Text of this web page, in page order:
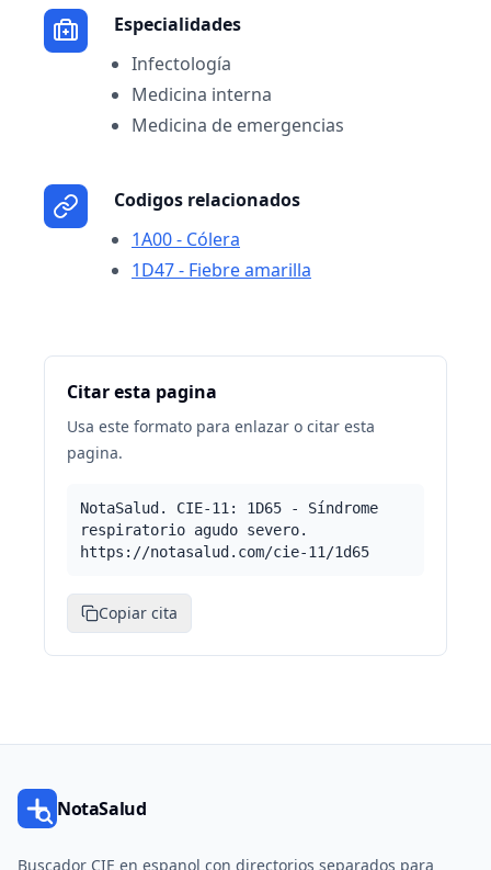
Especialidades
Infectología
Medicina interna
Medicina de emergencias
Codigos relacionados
1A00 - Cólera
1D47 - Fiebre amarilla
Citar esta pagina
Usa este formato para enlazar o citar esta
pagina.
NotaSalud. CIE-11: 1D65 - Síndrome
respiratorio agudo severo.
https://notasalud.com/cie-11/1d65
Copiar cita
NotaSalud
Buscador CIE en espanol con directorios separados para